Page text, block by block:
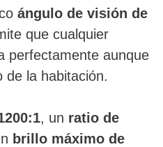
ángulo de visión de
que cualquier
perfectamente aunque
de la habitación.
, un ratio de
brillo máximo de